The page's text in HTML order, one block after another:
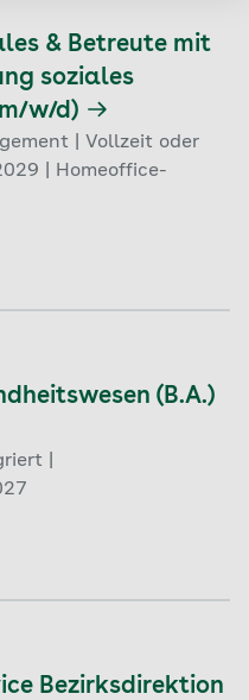
& Betreute mit
soziales
w/d)
| Vollzeit oder
| Homeoffice-
(B.A.)
|
Bezirksdirektion